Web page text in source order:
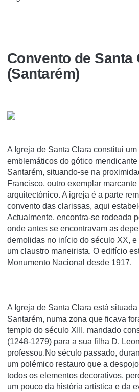
Convento de Santa
(Santarém)
A Igreja de Santa Clara constitui
emblemáticos do gótico
Santarém, situando-se na
Francisco, outro exemplar
arquitectónico. A igreja é a parte
convento das clarissas, aqui
Actualmente, encontra-se rodeada
onde antes se encontravam as
demolidas no iní­cio do século XX,
um claustro maneirista. O edifí­cio
Monumento Nacional desde 1917.
A Igreja de Santa Clara está
Santarém, numa zona que ficava
templo do século XIII, mandado
(1248-1279) para a sua filha D.
professou.No século passado,
um polémico restauro que a
todos os elementos decorativos,
um pouco da história artística e da